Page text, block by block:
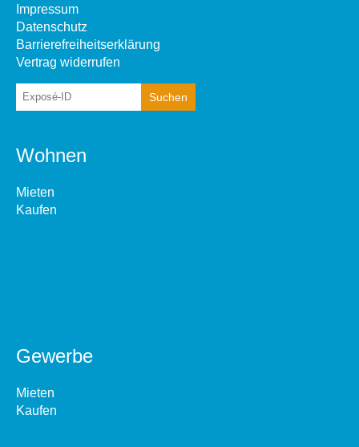
Impressum
Datenschutz
Barrierefreiheitserklärung
Vertrag widerrufen
Wohnen
Mieten
Kaufen
Gewerbe
Mieten
Kaufen